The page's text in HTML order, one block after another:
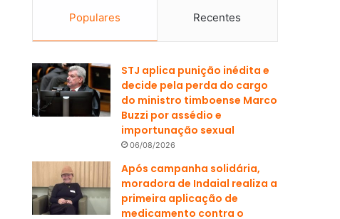
Populares Recentes
STJ aplica punição inédita e
decide pela perda do cargo
do ministro timboense Marco
Buzzi por assédio e
importunação sexual
06/08/2026
Após campanha solidária,
moradora de Indaial realiza a
primeira aplicação de
medicamento contra o